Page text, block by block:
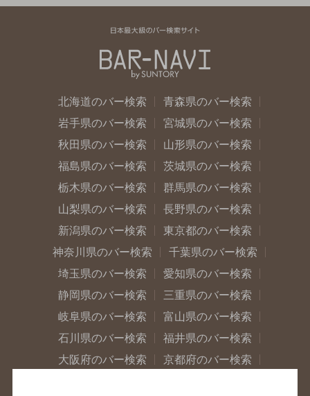
北海道のバー検索
青森県のバー検索
岩手県のバー検索
宮城県のバー検索
秋田県のバー検索
山形県のバー検索
福島県のバー検索
茨城県のバー検索
栃木県のバー検索
群馬県のバー検索
山梨県のバー検索
長野県のバー検索
新潟県のバー検索
東京都のバー検索
神奈川県のバー検索
千葉県のバー検索
埼玉県のバー検索
愛知県のバー検索
静岡県のバー検索
三重県のバー検索
岐阜県のバー検索
富山県のバー検索
石川県のバー検索
福井県のバー検索
大阪府のバー検索
京都府のバー検索